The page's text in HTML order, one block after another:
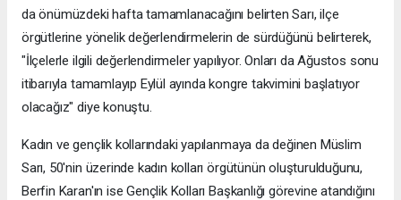
da önümüzdeki hafta tamamlanacağını belirten Sarı, ilçe
örgütlerine yönelik değerlendirmelerin de sürdüğünü belirterek,
"İlçelerle ilgili değerlendirmeler yapılıyor. Onları da Ağustos sonu
itibarıyla tamamlayıp Eylül ayında kongre takvimini başlatıyor
olacağız" diye konuştu.
Kadın ve gençlik kollarındaki yapılanmaya da değinen Müslim
Sarı, 50'nin üzerinde kadın kolları örgütünün oluşturulduğunu,
Berfin Karan'ın ise Gençlik Kolları Başkanlığı görevine atandığını